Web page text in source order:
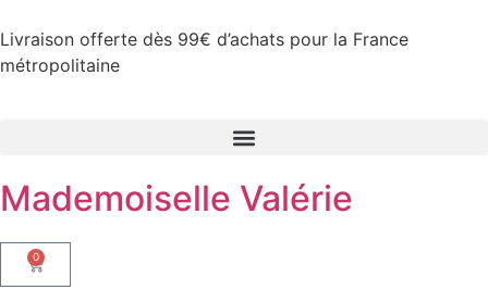
Livraison offerte dès 99€ d’achats pour la France
métropolitaine
Mademoiselle Valérie
0